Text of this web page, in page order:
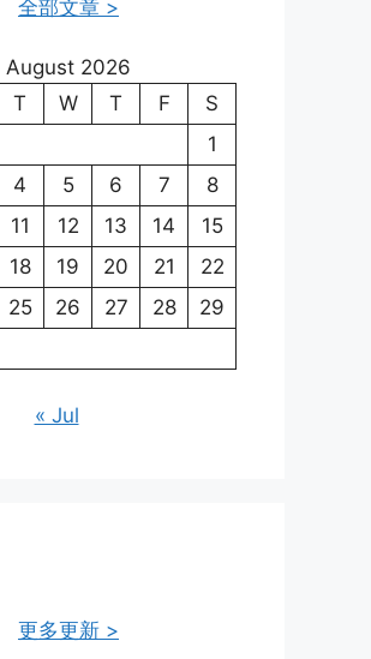
全部文章 >
August 2026
T W T F
S
1
4 5 6 7
8
11 12 13 14
15
18 19 20 21
22
25 26 27 28
29
« Jul
更多更新 >